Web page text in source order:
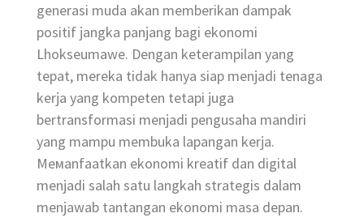
generasi muda akan memberikan dampak
positif jangka panjang bagi ekonomi
Lhokseumawe. Dengan keterampilan yang
tepat, mereka tidak hanya siap menjadi tenaga
kerja yang kompeten tetapi juga
bertransformasi menjadi pengusaha mandiri
yang mampu membuka lapangan kerja.
Мемanfaatkan ekonomi kreatif dan digital
menjadi salah satu langkah strategis dalam
menjawab tantangan ekonomi masa depan.